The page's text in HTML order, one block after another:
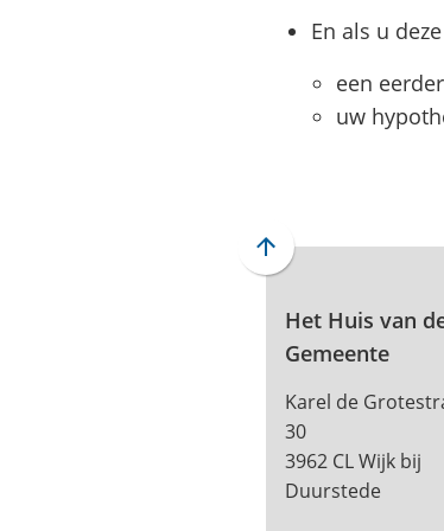
En als u
een
uw
Scroll
boven
naar
begin
van
de
paginainhoud
Het Huis van
Gemeente
Karel de
30
3962 CL Wijk bij
Duurstede